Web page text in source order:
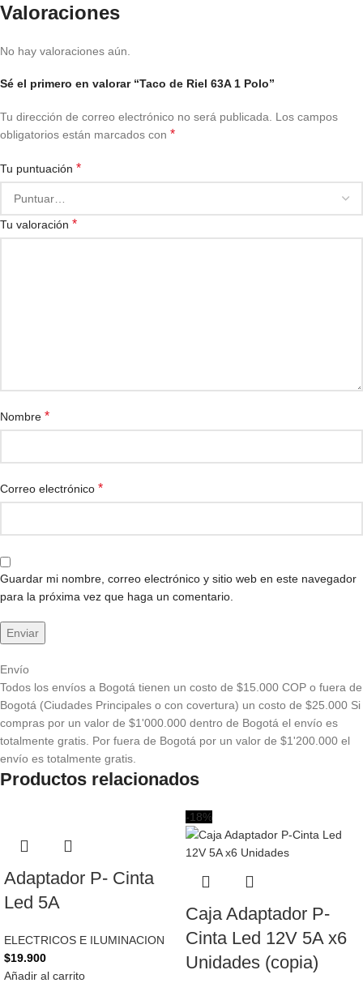
Valoraciones
No hay valoraciones aún.
Sé el primero en valorar “Taco de Riel 63A 1 Polo”
Tu dirección de correo electrónico no será publicada. Los campos
obligatorios están marcados con *
Tu puntuación *
Tu valoración *
Nombre *
Correo electrónico *
Guardar mi nombre, correo electrónico y sitio web en este navegador
para la próxima vez que haga un comentario.
Envío
Todos los envíos a Bogotá tienen un costo de $15.000 COP o fuera de
Bogotá (Ciudades Principales o con covertura) un costo de $25.000 Si
compras por un valor de $1'000.000 dentro de Bogotá el envío es
totalmente gratis. Por fuera de Bogotá por un valor de $1'200.000 el
envío es totalmente gratis.
Productos relacionados
Adaptador P- Cinta
Led 5A
ELECTRICOS E ILUMINACION
$19.900
Añadir al carrito
-18%
Caja Adaptador P-
Cinta Led 12V 5A x6
Unidades (copia)